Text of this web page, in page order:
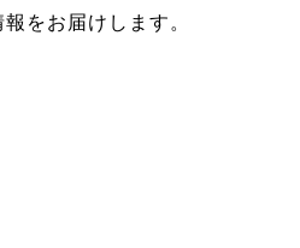
をお届けします。